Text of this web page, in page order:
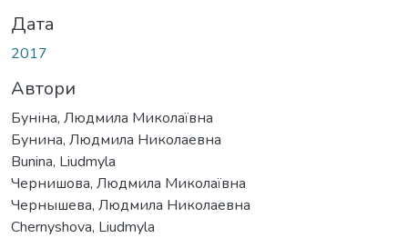
Дата
2017
Автори
Буніна, Людмила Миколаївна
Бунина, Людмила Николаевна
Bunina, Liudmyla
Чернишова, Людмила Миколаївна
Чернышева, Людмила Николаевна
Chernyshova, Liudmyla